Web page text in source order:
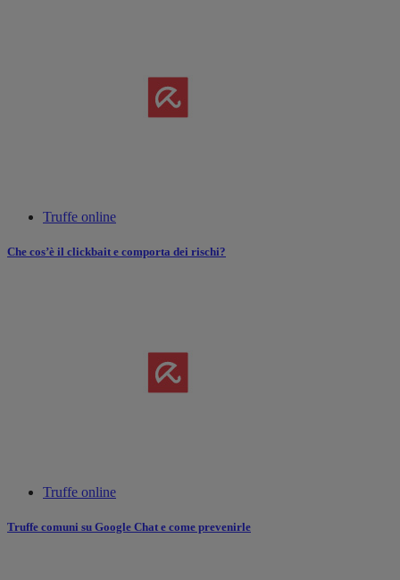
Truffe online
Che cos’è il clickbait e comporta dei rischi?
Truffe online
Truffe comuni su Google Chat e come prevenirle